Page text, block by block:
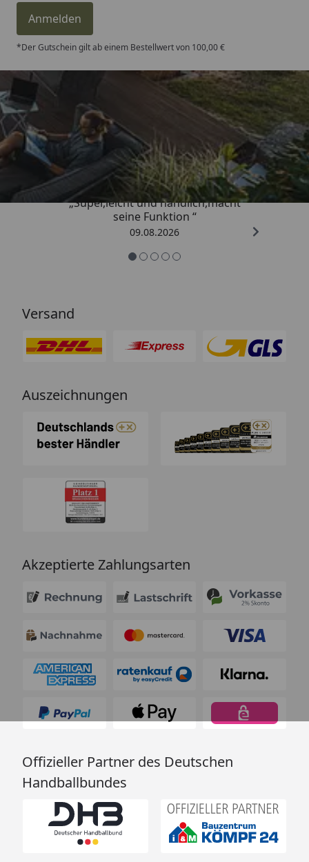
Anmelden
*Der Gutschein gilt ab einem Bestellwert von 100,00 €
Trusted Shops
4,81/ 5
„Super,leicht und handlich,macht
seine Funktion “
09.08.2026
Versand
Auszeichnungen
Akzeptierte Zahlungsarten
Offizieller Partner des Deutschen
Handballbundes